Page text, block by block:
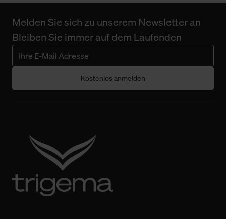
Melden Sie sich zu unserem Newsletter an
Bleiben Sie immer auf dem Laufenden
Kostenlos anmelden